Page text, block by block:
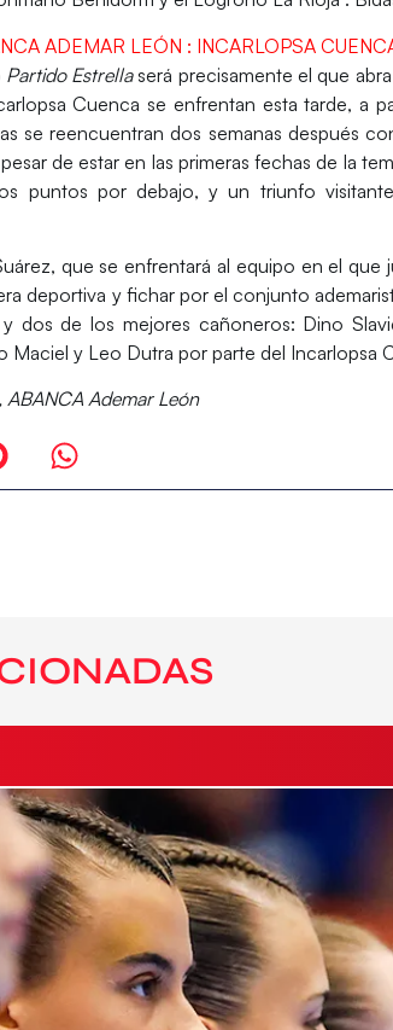
ADEMAR LEÓN : INCARLOPSA
Partido Estrellaserá precisamente el que
Cuenca se enfrentan esta tarde, a
se reencuentran dos semanas después
de estar en las primeras fechas de la
puntos por debajo, y un triunfo
que se enfrentará al equipo en el que
deportiva y fichar por el conjunto
dos de los mejores cañoneros: Dino
Maciel y Leo Dutra por parte del Incarlopsa
Ademar León